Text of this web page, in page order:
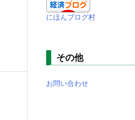
にほんブログ村
その他
お問い合わせ